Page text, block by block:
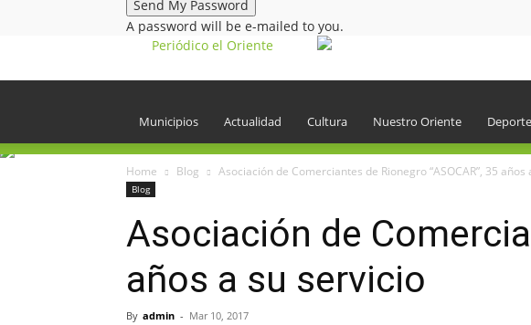
A password will be e-mailed to you.
Periódico el Oriente
Municipios Actualidad Cultura Nuestro Oriente
Home Blog Asociación de Comerciantes de Rionegro “ASOCAR”, 35
Blog
Asociación de
años a su servicio
By admin - Mar 10, 2017